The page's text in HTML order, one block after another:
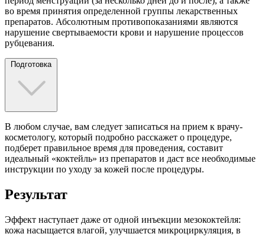
во время принятия определенной группы лекарственных
препаратов. Абсолютным противопоказаниями являются
нарушение свертываемости крови и нарушение процессов
рубцевания.
Подготовка
В любом случае, вам следует записаться на прием к врачу-
косметологу, который подробно расскажет о процедуре,
подберет правильное время для проведения, составит
идеальный «коктейль» из препаратов и даст все необходимые
инструкции по уходу за кожей после процедуры.
Результат
Эффект наступает даже от одной инъекции мезококтейля:
кожа насыщается влагой, улучшается микроциркуляция, в